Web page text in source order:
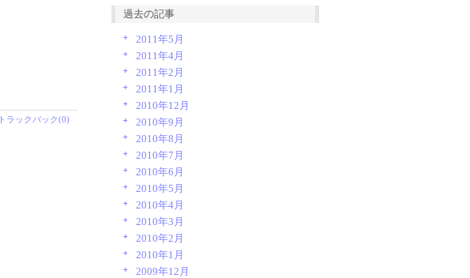
トラックバック(0)
過去の記事
2011年5月
2011年4月
2011年2月
2011年1月
2010年12月
2010年9月
2010年8月
2010年7月
2010年6月
2010年5月
2010年4月
2010年3月
2010年2月
2010年1月
2009年12月